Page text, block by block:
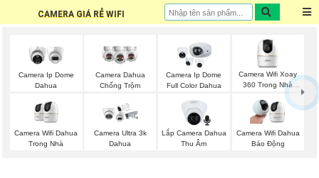
CAMERA GIÁ RẺ WIFI
Camera Ip Dome
Dahua
Camera Dahua
Chống Trộm
Camera Ip Dome
Full Color Dahua
Camera Wifi Xoay
360 Trong Nhà
Camera Wifi Dahua
Trong Nhà
Camera Ultra 3k
Dahua
Lắp Camera Dahua
Thu Âm
Camera Wifi Dahua
Báo Động